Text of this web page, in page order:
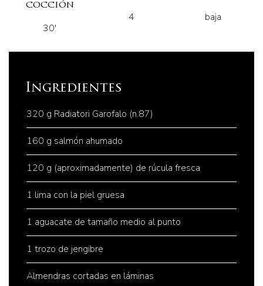
cocción
30'
4 baja
Ingredientes
320 g Radiatori Garofalo (n.87)
160 g salmón ahumado
120 g (aproximadamente) de rúcula fresca
1 lima con la piel gruesa
1 aguacate de tamaño medio al punto
1 trozo de jengibre
Almendras cortadas en láminas